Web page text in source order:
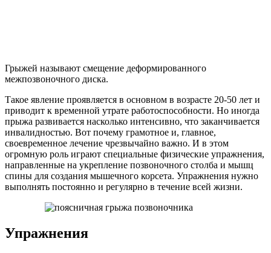
Грыжей называют смещение деформированного
межпозвоночного диска.
Такое явление проявляется в основном в возрасте 20-50 лет и
приводит к временной утрате работоспособности. Но иногда
прыжа развивается насколько интенсивно, что заканчивается
инвалидностью. Вот почему грамотное и, главное,
своевременное лечение чрезвычайно важно. И в этом
огромную роль играют специальные физические упражнения,
направленные на укрепление позвоночного столба и мышц
спины для создания мышечного корсета. Упражнения нужно
выполнять постоянно и регулярно в течение всей жизни.
Упражнения